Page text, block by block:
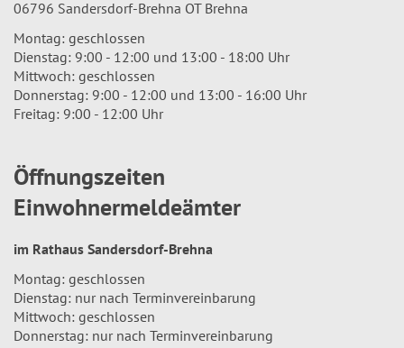
06796 Sandersdorf-Brehna OT Brehna
Montag: geschlossen
Dienstag: 9:00 - 12:00 und 13:00 - 18:00 Uhr
Mittwoch: geschlossen
Donnerstag: 9:00 - 12:00 und 13:00 - 16:00 Uhr
Freitag: 9:00 - 12:00 Uhr
Öffnungszeiten
Einwohnermeldeämter
im Rathaus Sandersdorf-Brehna
Montag: geschlossen
Dienstag: nur nach Terminvereinbarung
Mittwoch: geschlossen
Donnerstag: nur nach Terminvereinbarung